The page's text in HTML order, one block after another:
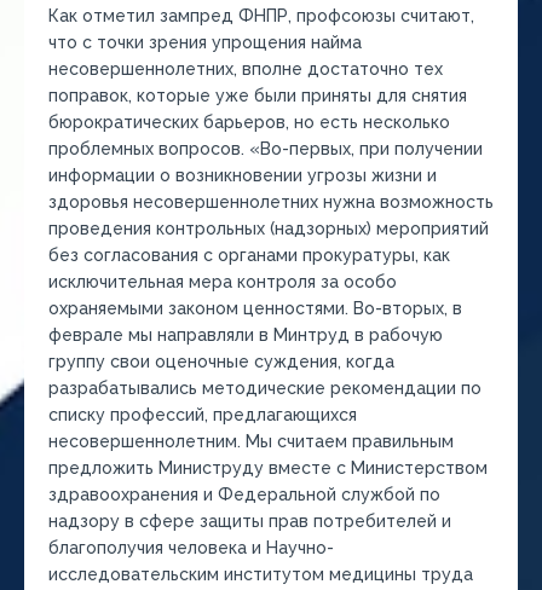
Как отметил зампред ФНПР, профсоюзы считают,
что с точки зрения упрощения найма
несовершеннолетних, вполне достаточно тех
поправок, которые уже были приняты для снятия
бюрократических барьеров, но есть несколько
проблемных вопросов. «Во-первых, при получении
информации о возникновении угрозы жизни и
здоровья несовершеннолетних нужна возможность
проведения контрольных (надзорных) мероприятий
без согласования с органами прокуратуры, как
исключительная мера контроля за особо
охраняемыми законом ценностями. Во-вторых, в
феврале мы направляли в Минтруд в рабочую
группу свои оценочные суждения, когда
разрабатывались методические рекомендации по
списку профессий, предлагающихся
несовершеннолетним. Мы считаем правильным
предложить Министруду вместе с Министерством
здравоохранения и Федеральной службой по
надзору в сфере защиты прав потребителей и
благополучия человека и Научно-
исследовательским институтом медицины труда